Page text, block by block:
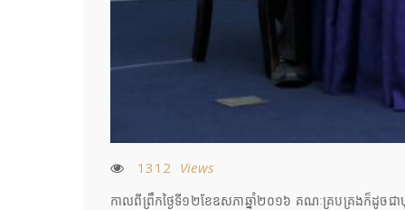
1312 Views
កាលពីព្រឹកថ្ងៃទី១២ខែឧសភាឆ្នាំ២០១៦ គណៈគ្របគ្រងក៏ដូចជាបុ